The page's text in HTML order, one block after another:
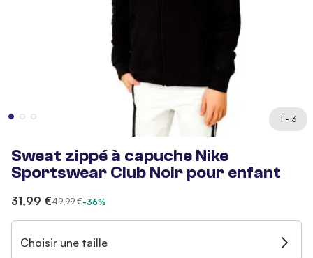
1 - 3
Sweat zippé à capuche Nike
Sportswear Club Noir pour enfant
31,99 €49,99 €-36%
Choisir une taille